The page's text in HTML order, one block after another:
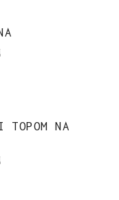
TOPOM NA